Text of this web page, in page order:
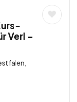
Verl –